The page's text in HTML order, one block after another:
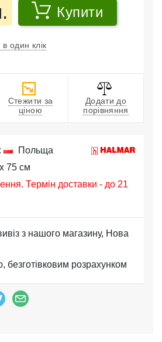
Купити
в один клік
Стежити за
ціною
Додати до
порівняння
Польща
75 см
Термін доставки - до 21
з нашого магазину, Нова
безготівковим розрахунком